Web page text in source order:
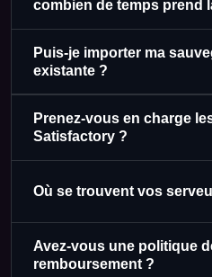
combien de temps prend
Puis-je importer ma
existante ?
Prenez-vous en charge
Satisfactory ?
Où se trouvent vos
Avez-vous une politique
remboursement ?